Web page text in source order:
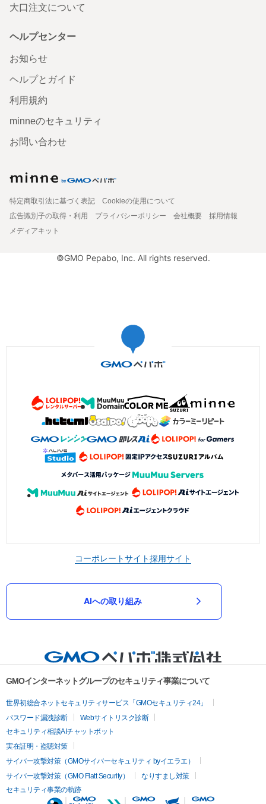
大口注文について
ヘルプセンター
お知らせ
ヘルプとガイド
利用規約
minneのセキュリティ
お問い合わせ
特定商取引法に基づく表記
Cookieの使用について
広告識別子の取得・利用
プライバシーポリシー 会社概要
採用情報
メディアキット
©GMO Pepabo, Inc. All rights reserved.
コーポレートサイト採用サイト
AIへの取り組み
GMOインターネットグループのセキュリティ事業について
世界初総合ネットセキュリティサービス「GMOセキュリティ24」
パスワード漏洩診断
Webサイトリスク診断
セキュリティ相談AIチャットボット
実在証明・盗聴対策
サイバー攻撃対策（GMOサイバーセキュリティ byイエラエ）
サイバー攻撃対策（GMO Flatt Security）
なりすまし対策
セキュリティ事業の軌跡